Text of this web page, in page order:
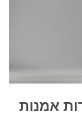
אמנות